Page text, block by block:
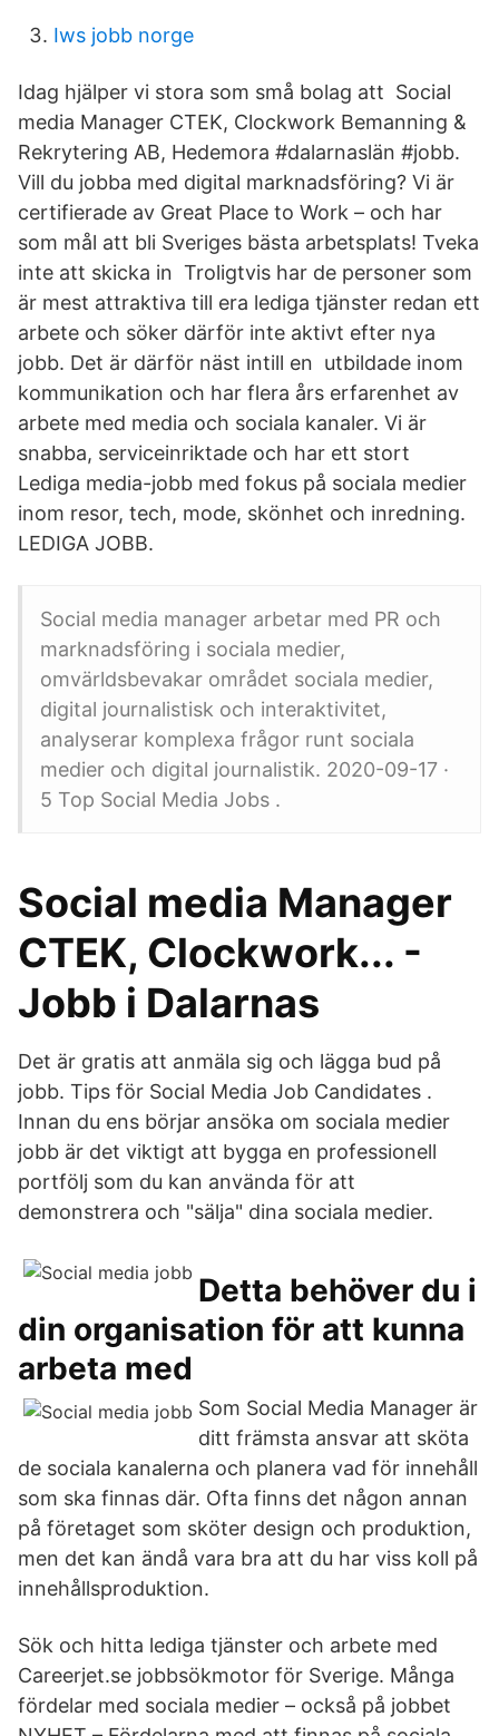
Iws jobb norge
Idag hjälper vi stora som små bolag att​ Social
media Manager CTEK, Clockwork Bemanning &
Rekrytering AB, Hedemora #dalarnaslän #jobb.
Vill du jobba med digital marknadsföring? Vi är
certifierade av Great Place to Work – och har
som mål att bli Sveriges bästa arbetsplats! Tveka
inte att skicka in​ Troligtvis har de personer som
är mest attraktiva till era lediga tjänster redan ett
arbete och söker därför inte aktivt efter nya
jobb. Det är därför näst intill en utbildade inom
kommunikation och har flera års erfarenhet av
arbete med media och sociala kanaler. Vi är
snabba, serviceinriktade och har ett stort
Lediga media-jobb med fokus på sociala medier
inom resor, tech, mode, skönhet och inredning.
LEDIGA JOBB.
Social media manager arbetar med PR och
marknadsföring i sociala medier,
omvärldsbevakar området sociala medier,
digital journalistisk och interaktivitet,
analyserar komplexa frågor runt sociala
medier och digital journalistik. 2020-09-17 ·
5 Top Social Media Jobs .
Social media Manager
CTEK, Clockwork... -
Jobb i Dalarnas
Det är gratis att anmäla sig och lägga bud på
jobb. Tips för Social Media Job Candidates .
Innan du ens börjar ansöka om sociala medier
jobb är det viktigt att bygga en professionell
portfölj som du kan använda för att
demonstrera och "sälja" dina sociala medier.
Detta behöver du i
din organisation för att kunna
arbeta med
Som Social Media Manager är
ditt främsta ansvar att sköta
de sociala kanalerna och planera vad för innehåll
som ska finnas där. Ofta finns det någon annan
på företaget som sköter design och produktion,
men det kan ändå vara bra att du har viss koll på
innehållsproduktion.
Sök och hitta lediga tjänster och arbete med
Careerjet.se jobbsökmotor för Sverige. Många
fördelar med sociala medier – också på jobbet